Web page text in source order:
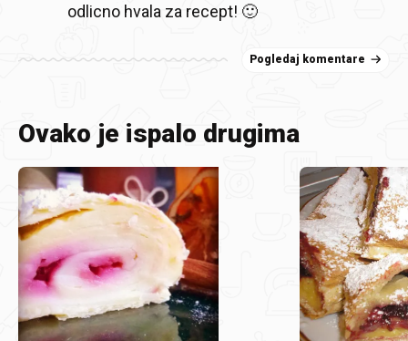
odlicno hvala za recept! 🙂
Pogledaj komentare
Ovako je ispalo drugima